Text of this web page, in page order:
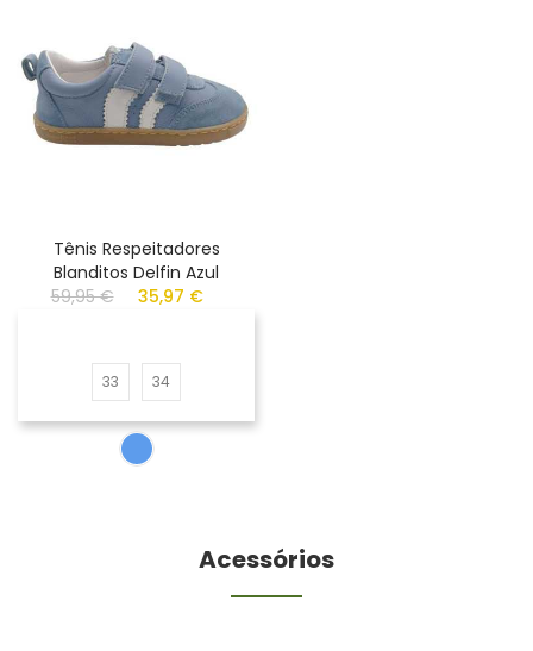
Tênis Respeitadores
Blanditos Delfin Azul
59,95 €
35,97 €
33 34
Acessórios